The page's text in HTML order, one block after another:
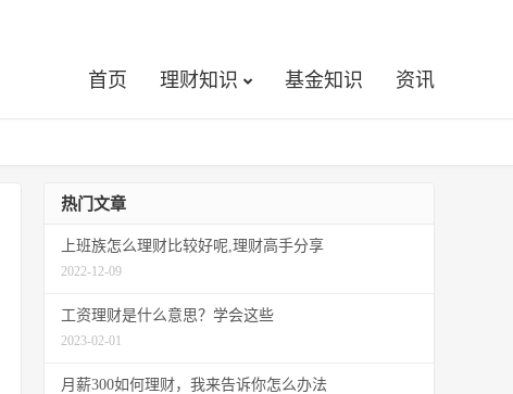
首页 理财知识 基金知识 资讯
热门文章
上班族怎么理财比较好呢,理财高手分享
2022-12-09
工资理财是什么意思？学会这些
2023-02-01
月薪300如何理财，我来告诉你怎么办法